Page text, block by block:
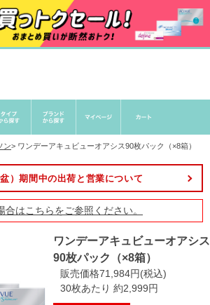
ン> ワンデーアキュビューオアシス90枚パック（×8箱）
）期間中の出荷と営業について
合はこちらをご参照ください。
ワンデーアキュビューオアシス
90枚パック（×8箱）
販売価格71,984円(税込)
30枚あたり 約2,999円